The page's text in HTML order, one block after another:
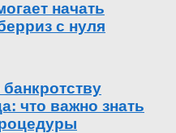
начать
с нуля
что важно знать